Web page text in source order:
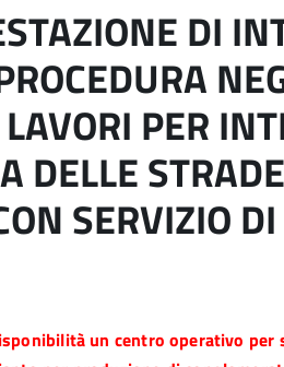
DI
PER
DELLE
SERVIZIO
un centro operativo